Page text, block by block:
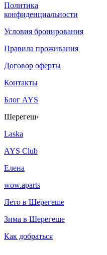
Политика
конфиденциальности
Условия бронирования
Правила проживания
Договор оферты
Контакты
Блог AYS
Шерегеш›
Laska
AYS Club
Елена
wow.aparts
Лето в Шерегеше
Зима в Шерегеше
Как добраться